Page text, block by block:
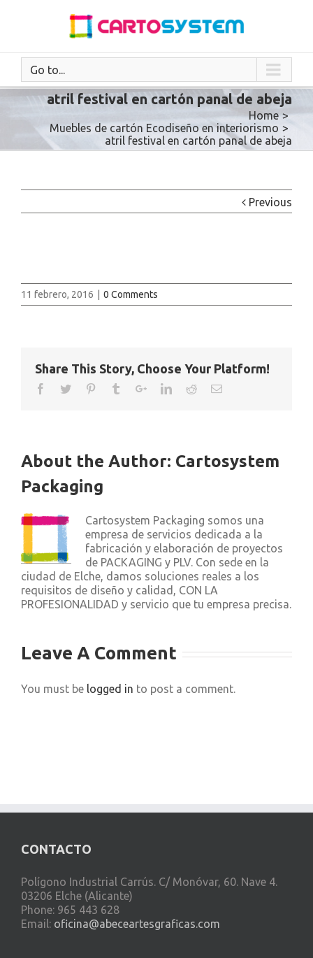
Go to...
atril festival en cartón panal de abeja
Home >
Muebles de cartón Ecodiseño en interiorismo >
atril festival en cartón panal de abeja
Previous
11 febrero, 2016 0 Comments
Share This Story, Choose Your Platform!
About the Author: Cartosystem
Packaging
Cartosystem Packaging somos una
empresa de servicios dedicada a la
fabricación y elaboración de proyectos
de PACKAGING y PLV. Con sede en la
ciudad de Elche, damos soluciones reales a los
requisitos de diseño y calidad, CON LA
PROFESIONALIDAD y servicio que tu empresa precisa.
Leave A Comment
You must be logged in to post a comment.
CONTACTO
Polígono Industrial Carrús. C/ Monóvar, 60. Nave 4.
03206 Elche (Alicante)
Phone: 965 443 628
Email: oficina@abeceartesgraficas.com